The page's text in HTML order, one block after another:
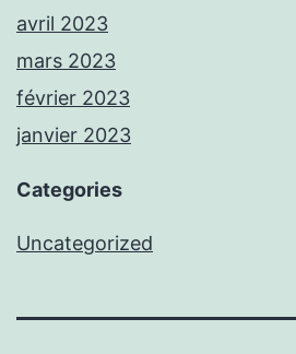
avril 2023
mars 2023
février 2023
janvier 2023
Categories
Uncategorized